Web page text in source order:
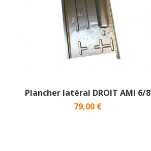
Plancher latéral DROIT AMI 6/8
79,00 €